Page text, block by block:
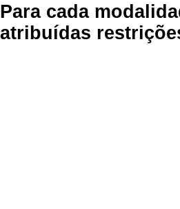
Para cada
atribuídas